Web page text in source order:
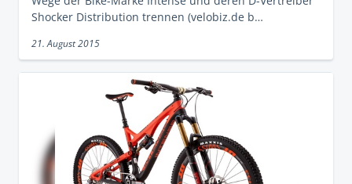
Shocker Distribution trennen (velobiz.de b…
21. August 2015